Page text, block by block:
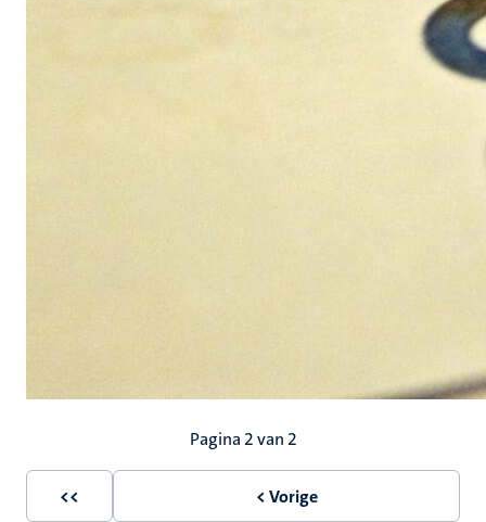
Pagina 2 van 2
Eerste
<<
Vorige
< Vorige